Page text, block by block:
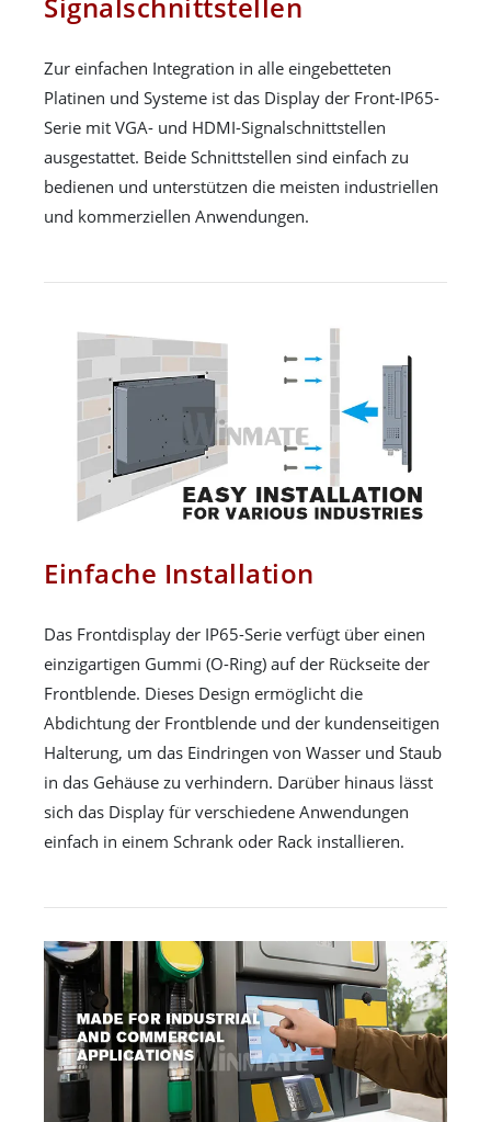
Zur einfachen Integration in alle eingebetteten
Platinen und Systeme ist das Display der Front-IP65-
Serie mit VGA- und HDMI-Signalschnittstellen
ausgestattet. Beide Schnittstellen sind einfach zu
bedienen und unterstützen die meisten industriellen
und kommerziellen Anwendungen.
Einfache Installation
Das Frontdisplay der IP65-Serie verfügt über einen
einzigartigen Gummi (O-Ring) auf der Rückseite der
Frontblende. Dieses Design ermöglicht die
Abdichtung der Frontblende und der kundenseitigen
Halterung, um das Eindringen von Wasser und Staub
in das Gehäuse zu verhindern. Darüber hinaus lässt
sich das Display für verschiedene Anwendungen
einfach in einem Schrank oder Rack installieren.